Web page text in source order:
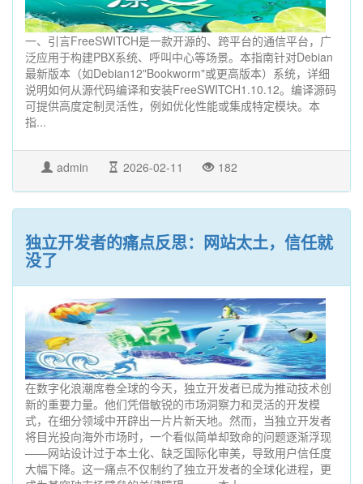
一、引言FreeSWITCH是一款开源的、跨平台的通信平台，广
泛应用于构建PBX系统、呼叫中心等场景。本指南针对Debian
最新版本（如Debian12"Bookworm"或更高版本）系统，详细
说明如何从源代码编译和安装FreeSWITCH1.10.12。编译源码
可提供高度定制灵活性，例如优化性能或集成特定模块。本
指...
admin 2026-02-11 182
独立开发者的痛点反思：网站太土，信任就
没了
在数字化浪潮席卷全球的今天，独立开发者已成为推动技术创
新的重要力量。他们凭借敏锐的市场洞察力和灵活的开发模
式，在细分领域中开辟出一片片新天地。然而，当独立开发者
将目光投向海外市场时，一个看似简单却致命的问题逐渐浮现
——网站设计过于本土化、缺乏国际化审美，导致用户信任度
大幅下降。这一痛点不仅制约了独立开发者的全球化进程，更